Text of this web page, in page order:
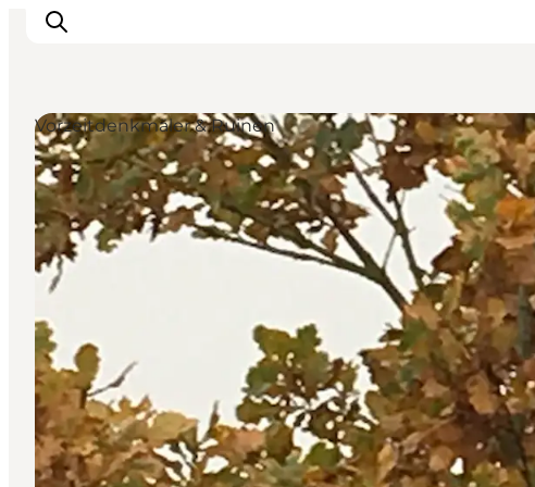
Restaurants
Schlafen
Nature
Städte
Explore
Vorzeitdenkmäler & Ruinen